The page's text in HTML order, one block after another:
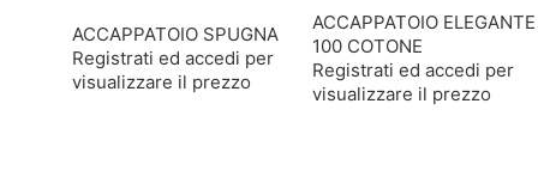
ACCAPPATOIO SPUGNA
Registrati ed accedi per
visualizzare il prezzo
ACCAPPATOIO ELEGANTE
100 COTONE
Registrati ed accedi per
visualizzare il prezzo